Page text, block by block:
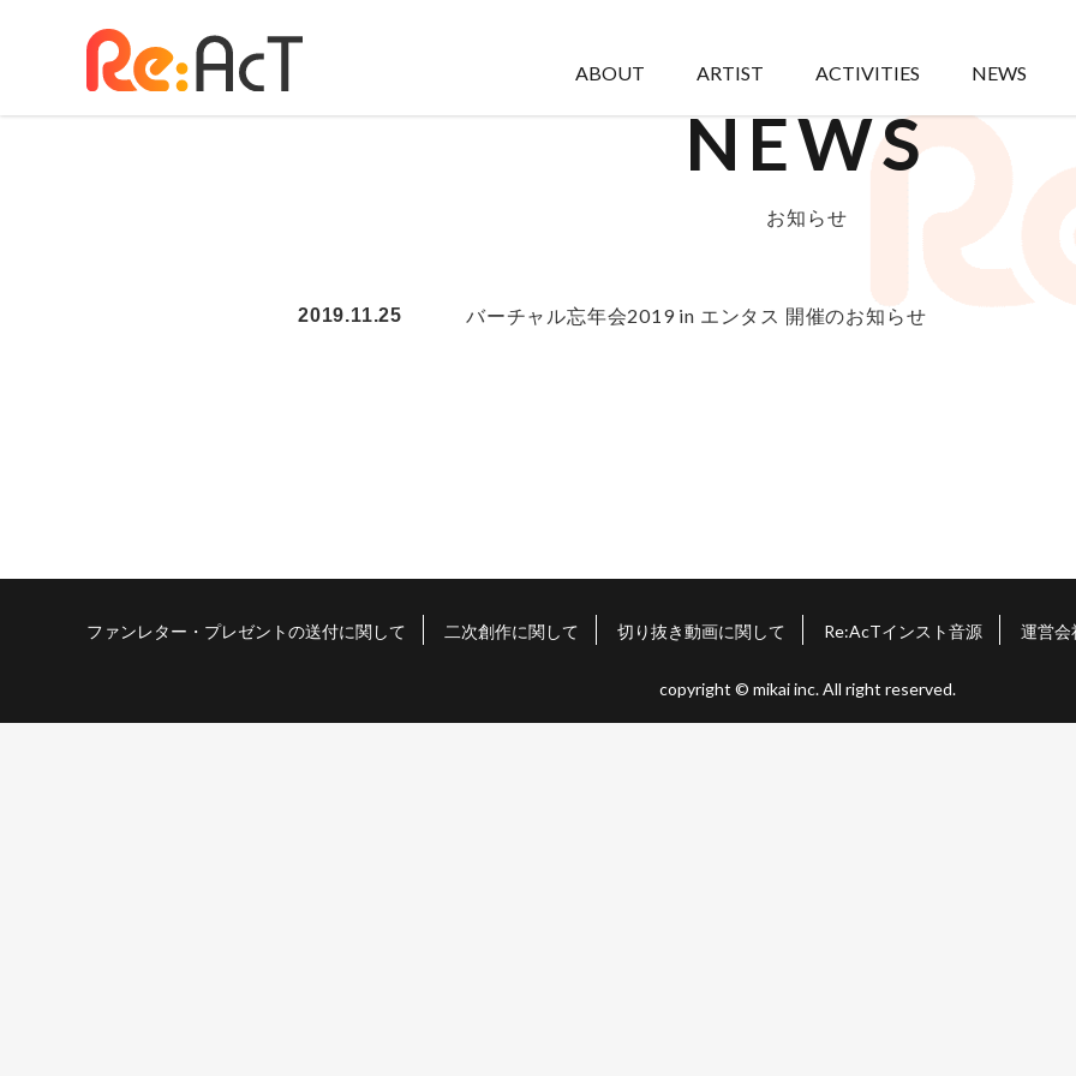
ABOUT ARTIST ACTIVITIES NEWS
NEWS
お知らせ
2019.11.25 バーチャル忘年会2019 in エンタス 開催のお知らせ
ファンレター・プレゼントの送付に関して 二次創作に関して 切り抜き動画に関して Re:AcTインスト音源 運営会
copyright © mikai inc. All right reserved.